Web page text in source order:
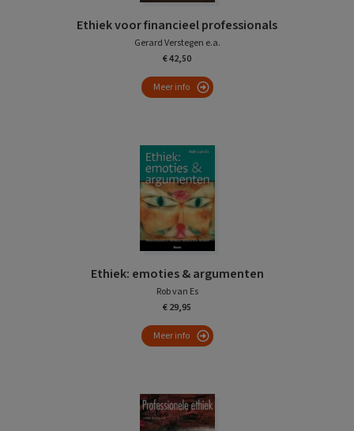
Ethiek voor financieel professionals
Gerard Verstegen e.a.
€ 42,50
Meer info
Ethiek: emoties & argumenten
Rob van Es
€ 29,95
Meer info